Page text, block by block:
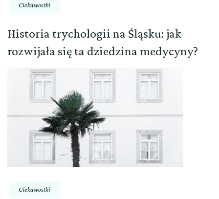
Ciekawostki
Historia trychologii na Śląsku: jak
rozwijała się ta dziedzina medycyny?
Ciekawostki